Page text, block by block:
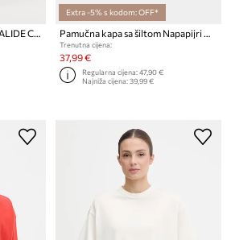
Pamučne hlače Napapijri HALIDE CHINO
Extra -5% s kodom: OFF*
Pamučna kapa sa šiltom Napapijri NEW FALIS
Trenutna cijena:
37,99 €
Regularna cijena:47,90 €
Najniža cijena:39,99 €